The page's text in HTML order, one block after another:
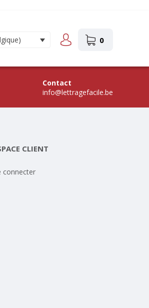
0
Contact
info@lettragefacile.be
CLIENT
connecter